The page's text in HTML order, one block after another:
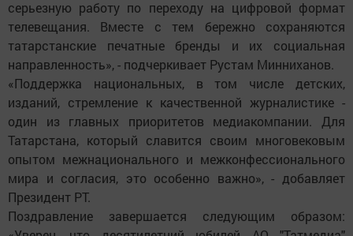
серьезную работу по переходу на цифровой формат
телевещания. Вместе с тем бережно сохраняются
татарстанские печатные бренды и их социальная
направленность», - подчеркивает Рустам Минниханов.
«Поддержка национальных, в том числе детских,
изданий, стремление к качественной журналистике -
один из главных приоритетов медиакомпании. Для
Татарстана, который славится своим многовековым
опытом межнационального и межконфессионального
мира и согласия, это особенно важно», - добавляет
Президент РТ.
Поздравление завершается следующим образом: